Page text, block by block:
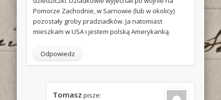
Pomorze Zachodnie, w Sarnowie (lub w okolicy)
pozostały groby pradziadków. Ja natomiast
mieszkam w USA i jestem polską Amerykanką.
Odpowiedz
Tomasz pisze: